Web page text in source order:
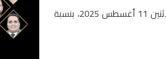
وأوضح البيان الحق في الاكتتاب يكون لحامل ومشتري السهم حتى نهاية جلسة الاثنين 11 أغسطس 2025، بنسبة